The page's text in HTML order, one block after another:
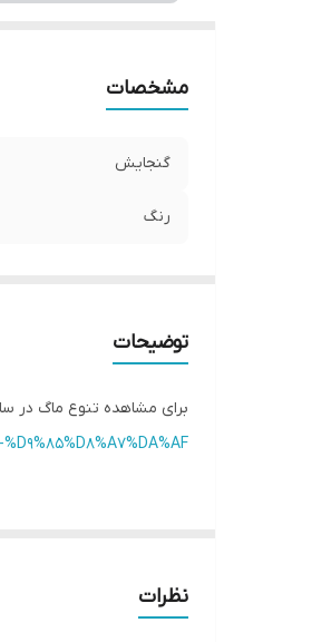
مشخصات
گنجایش
رنگ
توضیحات
برای مشاهده تنوع ماگ در
نظرات